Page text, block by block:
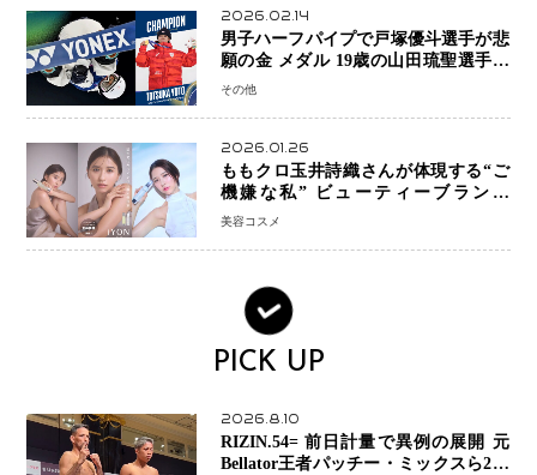
2026.02.14
男子ハーフパイプで戸塚優斗選手が悲
願の金 メダル 19歳の山田琉聖選手が
銅、日本勢W表彰台 平野歩夢は7位
その他
2026.01.26
ももクロ玉井詩織さんが体現する“ご
機嫌な私” ビューティーブランド
「iYON」が描く新しいスキンケア体
美容コスメ
PICK UP
2026.8.10
RIZIN.54= 前日計量で異例の展開 元
Bellator王者パッチー・ミックスら2人